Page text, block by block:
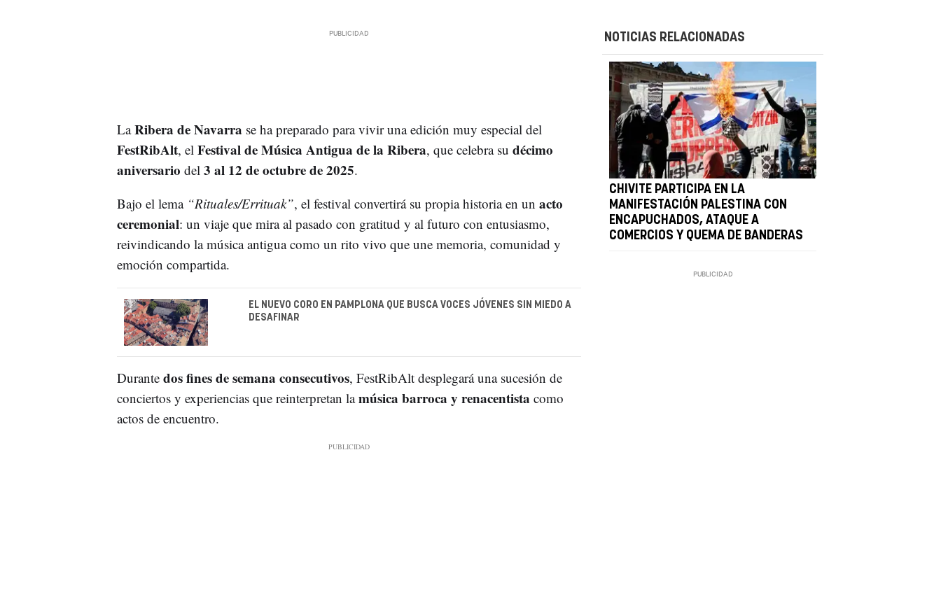
LaRibera de Navarra se ha preparado para vivir una edición muy especial del
FestRibAlt, el Festival de Música Antigua de la Ribera, que celebra su décimo
aniversario del 3 al 12 de octubre de 2025.
Bajo el lema “Rituales/Errituak”, el festival convertirá su propia historia en un acto
ceremonial: un viaje que mira al pasado con gratitud y al futuro con entusiasmo,
reivindicando la música antigua como un rito vivo que une memoria, comunidad y
emoción compartida.
EL NUEVO CORO EN PAMPLONA QUE BUSCA VOCES JÓVENES SIN MIEDO A
DESAFINAR
Durante dos fines de semana consecutivos, FestRibAlt desplegará una sucesión de
conciertos y experiencias que reinterpretan lamúsica barroca y renacentista como
actos de encuentro.
NOTICIAS RELACIONADAS
CHIVITE PARTICIPA EN LA
MANIFESTACIÓN PALESTINA CON
ENCAPUCHADOS, ATAQUE A
COMERCIOS Y QUEMA DE BANDERAS